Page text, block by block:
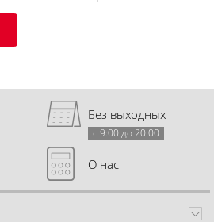
Без выходных
с 9:00 до 20:00
О нас